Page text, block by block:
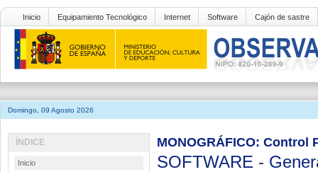
Inicio Equipamiento Tecnológico Internet Software Cajón de sastre
Domingo, 09 Agosto 2026
MONOGRÁFICO: Control
SOFTWARE -
ÍNDICE
Inicio